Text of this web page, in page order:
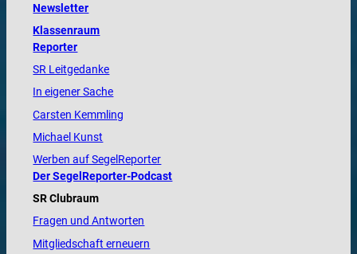
Newsletter
Klassenraum
Reporter
SR Leitgedanke
In eigener Sache
Carsten Kemmling
Michael Kunst
Werben auf SegelReporter
Der SegelReporter-Podcast
SR Clubraum
Fragen und Antworten
Mitgliedschaft erneuern